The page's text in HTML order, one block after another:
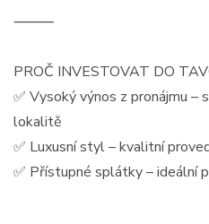
⸻
PROČ INVESTOVAT DO
✅ Vysoký výnos z pronájmu
lokalitě
✅ Luxusní styl – kvalitní
✅ Přístupné splátky – ideální